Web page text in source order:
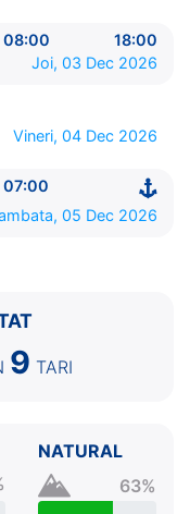
08:00
18:00
Joi, 03 Dec 2026
Vineri, 04 Dec 2026
07:00
05 Dec 2026
9 TARI
NATURAL
63%